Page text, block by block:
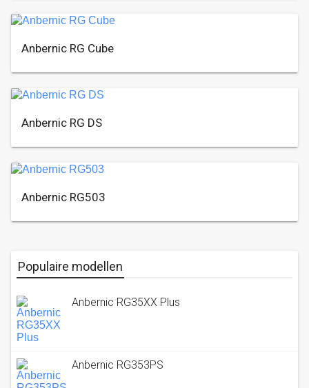
Anbernic RG Cube
Anbernic RG DS
Anbernic RG503
Populaire modellen
Anbernic RG35XX Plus
Anbernic RG353PS